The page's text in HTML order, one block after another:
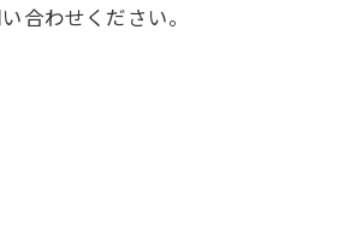
合わせください。